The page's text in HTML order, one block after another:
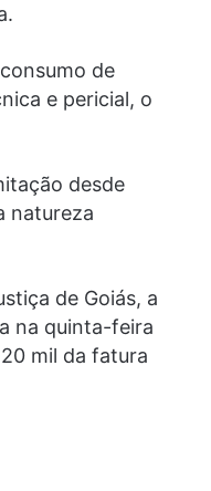
de
e pericial, o
desde
natureza
de Goiás, a
na quinta-feira
mil da fatura